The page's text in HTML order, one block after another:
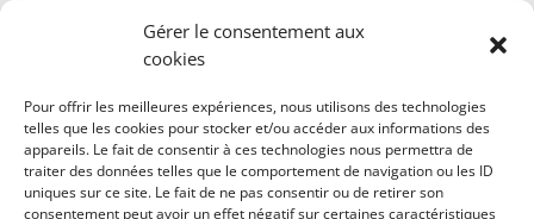
Gérer le consentement aux
cookies
Pour offrir les meilleures expériences, nous utilisons des technologies
telles que les cookies pour stocker et/ou accéder aux informations des
appareils. Le fait de consentir à ces technologies nous permettra de
traiter des données telles que le comportement de navigation ou les ID
uniques sur ce site. Le fait de ne pas consentir ou de retirer son
consentement peut avoir un effet négatif sur certaines caractéristiques
(Grehant).
Dispositifs et circuits intégrés semiconducteurs
(Castagné-Vapaille).
Signal et composants (Manneville-Esquieu).